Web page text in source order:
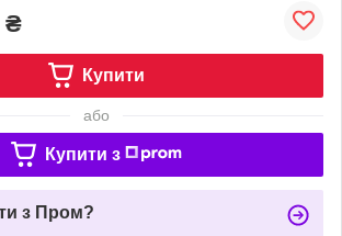
₴
Купити
або
Купити з
з Пром?